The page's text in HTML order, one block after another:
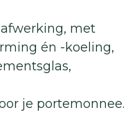
met
én -koeling,
je portemonnee.